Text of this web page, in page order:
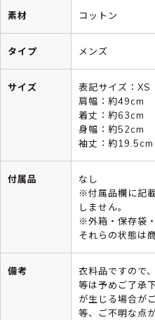
素材 コットン
タイプ メンズ
サイズ
表記サイズ：XS
肩幅：約49cm
着丈：約63cm
身幅：約52cm
袖丈：約19.5cm
付属品
なし
※付属品欄に記
しません。
※外箱・保存袋
それらの状態は
備考
衣料品ですので
等は予めご了承
が生じる場合が
等、ご不明な点